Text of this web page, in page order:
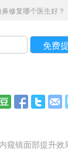
修复哪个医生好？
窥镜面部提升效